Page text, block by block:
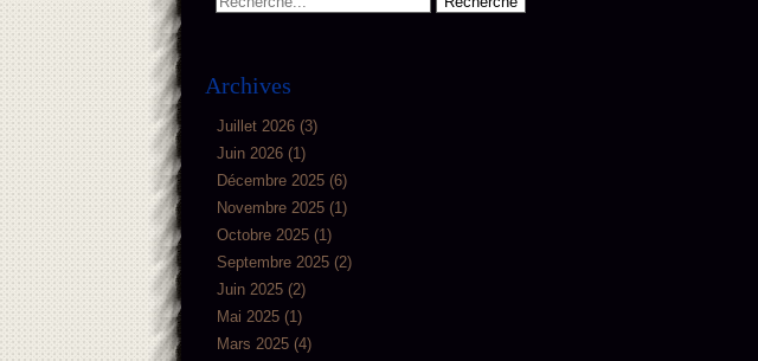
Archives
Juillet 2026 (3)
Juin 2026 (1)
Décembre 2025 (6)
Novembre 2025 (1)
Octobre 2025 (1)
Septembre 2025 (2)
Juin 2025 (2)
Mai 2025 (1)
Mars 2025 (4)